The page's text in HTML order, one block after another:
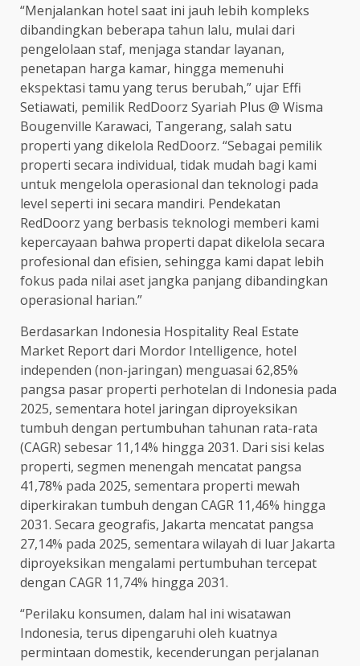
“Menjalankan hotel saat ini jauh lebih kompleks
dibandingkan beberapa tahun lalu, mulai dari
pengelolaan staf, menjaga standar layanan,
penetapan harga kamar, hingga memenuhi
ekspektasi tamu yang terus berubah,” ujar Effi
Setiawati, pemilik RedDoorz Syariah Plus @ Wisma
Bougenville Karawaci, Tangerang, salah satu
properti yang dikelola RedDoorz. “Sebagai pemilik
properti secara individual, tidak mudah bagi kami
untuk mengelola operasional dan teknologi pada
level seperti ini secara mandiri. Pendekatan
RedDoorz yang berbasis teknologi memberi kami
kepercayaan bahwa properti dapat dikelola secara
profesional dan efisien, sehingga kami dapat lebih
fokus pada nilai aset jangka panjang dibandingkan
operasional harian.”
Berdasarkan Indonesia Hospitality Real Estate
Market Report dari Mordor Intelligence, hotel
independen (non-jaringan) menguasai 62,85%
pangsa pasar properti perhotelan di Indonesia pada
2025, sementara hotel jaringan diproyeksikan
tumbuh dengan pertumbuhan tahunan rata-rata
(CAGR) sebesar 11,14% hingga 2031. Dari sisi kelas
properti, segmen menengah mencatat pangsa
41,78% pada 2025, sementara properti mewah
diperkirakan tumbuh dengan CAGR 11,46% hingga
2031. Secara geografis, Jakarta mencatat pangsa
27,14% pada 2025, sementara wilayah di luar Jakarta
diproyeksikan mengalami pertumbuhan tercepat
dengan CAGR 11,74% hingga 2031.
“Perilaku konsumen, dalam hal ini wisatawan
Indonesia, terus dipengaruhi oleh kuatnya
permintaan domestik, kecenderungan perjalanan